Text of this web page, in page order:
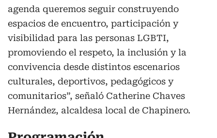
agenda queremos seguir construyendo
espacios de encuentro, participación y
visibilidad para las personas LGBTI,
promoviendo el respeto, la inclusión y la
convivencia desde distintos escenarios
culturales, deportivos, pedagógicos y
comunitarios”, señaló Catherine Chaves
Hernández, alcaldesa local de Chapinero.